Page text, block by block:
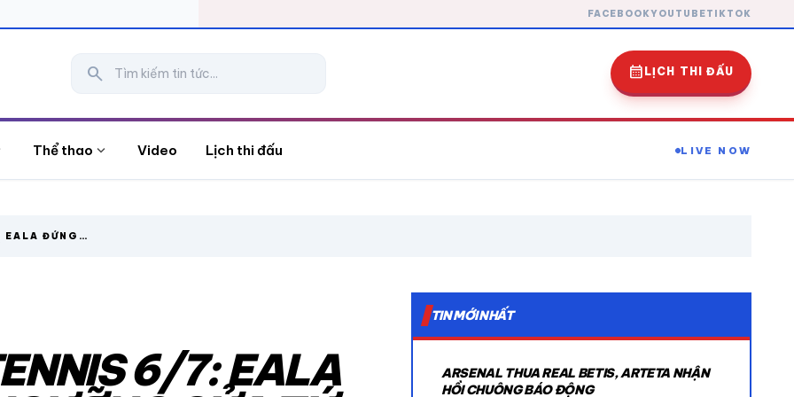
FACEBOOKYOUTUBETIKTOK
search calendar_month LỊCH THI ĐẤU
Thể thao expand_more Video Lịch thi đấu LIVE NOW
expand_more
ĐỨNG
6/7: EALA
TIN MỚI NHẤT
ARSENAL THUA REAL BETIS, ARTETA NHẬN
HỒI CHUÔNG BÁO ĐỘNG